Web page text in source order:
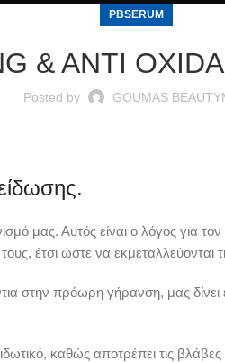
PBSERUM
& ANTI
Posted by GOUMAS
μας. Αυτός είναι ο λόγος για
έτσι ώστε να εκμεταλλεύονται
στην πρόωρη γήρανση, μας δίνει
καθώς αποτρέπει τις